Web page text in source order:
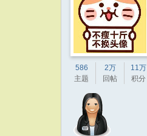
586
主题
2万
回帖
11万
积分